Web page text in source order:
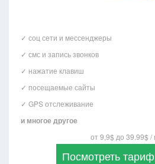
✓ соц сети и мессенджеры
✓ смс и запись звонков
✓ нажатие клавиш
✓ посещаемые сайты
✓ GPS отслеживание
и многое другое
от 9,9$ до 39.99$ /
Посмотреть